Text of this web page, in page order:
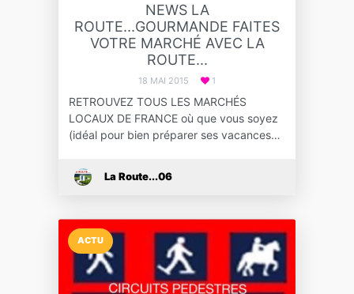
NEWS LA
ROUTE...GOURMANDE FAITES
VOTRE MARCHÉ AVEC LA
ROUTE...
18 MAI 2015 1
RETROUVEZ TOUS LES MARCHÉS
LOCAUX DE FRANCE où que vous soyez
(idéal pour bien préparer ses vacances…
La Route...06
ACTU